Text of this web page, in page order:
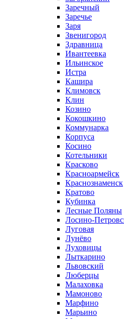
Заречный
Заречье
Заря
Звенигород
Здравница
Ивантеевка
Ильинское
Истра
Кашира
Климовск
Клин
Козино
Кокошкино
Коммунарка
Корпуса
Косино
Котельники
Красково
Красноармейск
Краснознаменск
Кратово
Кубинка
Лесные Поляны
Лосино-
Луговая
Лунёво
Луховицы
Лыткарино
Львовский
Люберцы
Малаховка
Мамоново
Марфино
Марьино